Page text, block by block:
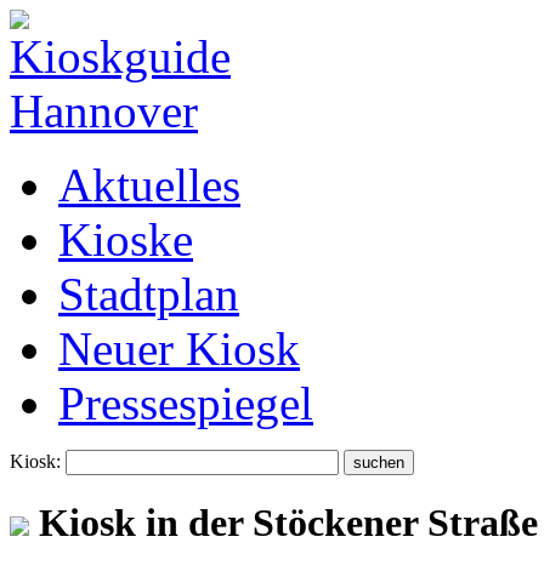
Aktuelles
Kioske
Stadtplan
Neuer Kiosk
Pressespiegel
Kiosk:
Kiosk in der Stöckener Straße